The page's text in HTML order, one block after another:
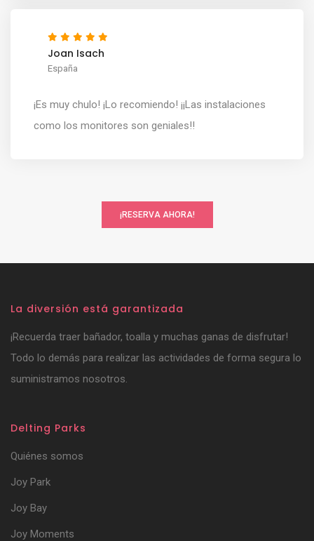
Joan Isach
España
¡Es muy chulo! ¡Lo recomiendo! ¡¡Las instalaciones
como los monitores son geniales!!
¡RESERVA AHORA!
La diversión está garantizada
¡Recuerda traer bañador, toalla y muchas ganas de disfrutar!
Todo lo demás para realizar las actividades de forma segura lo
suministramos nosotros.
Delting Parks
Quiénes somos
Joy Park
Joy Bay
Joy Moments